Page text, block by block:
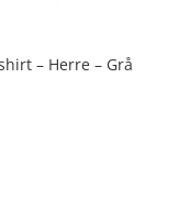
– Herre – Grå